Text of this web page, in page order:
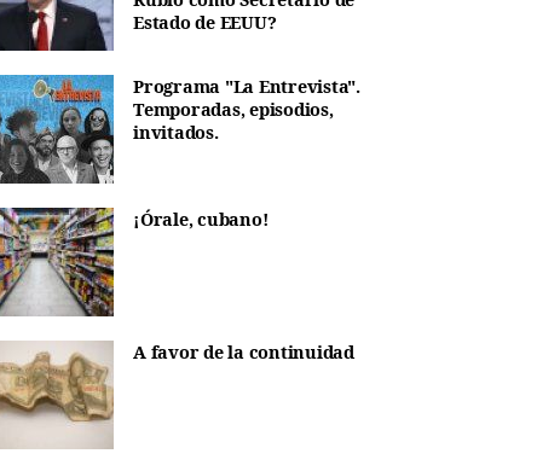
Estado de EEUU?
Programa "La Entrevista".
Temporadas, episodios,
invitados.
¡Órale, cubano!
A favor de la continuidad